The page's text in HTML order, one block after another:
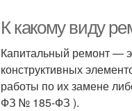
К какому виду
Капитальный ремонт —
конструктивных
работы по их замене
ФЗ № 185-ФЗ ).